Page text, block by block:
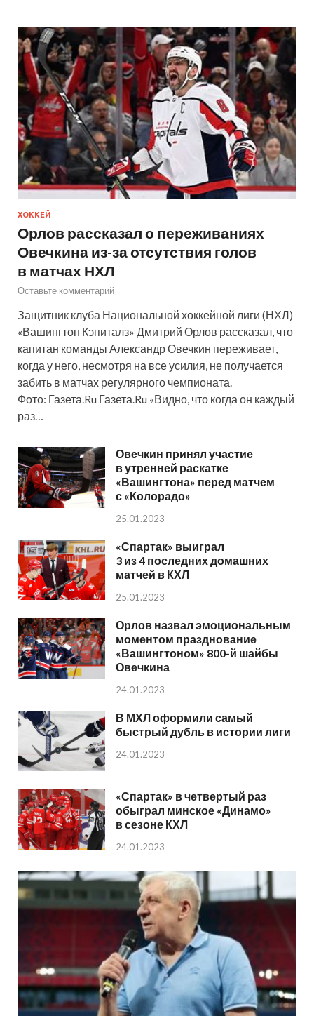
ХОККЕЙ
Орлов рассказал о переживаниях
Овечкина из-за отсутствия голов
в матчах НХЛ
Оставьте комментарий
Защитник клуба Национальной хоккейной лиги (НХЛ)
«Вашингтон Кэпиталз» Дмитрий Орлов рассказал, что
капитан команды Александр Овечкин переживает,
когда у него, несмотря на все усилия, не получается
забить в матчах регулярного чемпионата.
Фото: Газета.Ru Газета.Ru «Видно, что когда он каждый
раз…
Овечкин принял участие
в утренней раскатке
«Вашингтона» перед матчем
с «Колорадо»
25.01.2023
«Спартак» выиграл
3 из 4 последних домашних
матчей в КХЛ
25.01.2023
Орлов назвал эмоциональным
моментом празднование
«Вашингтоном» 800-й шайбы
Овечкина
24.01.2023
В МХЛ оформили самый
быстрый дубль в истории лиги
24.01.2023
«Спартак» в четвертый раз
обыграл минское «Динамо»
в сезоне КХЛ
24.01.2023